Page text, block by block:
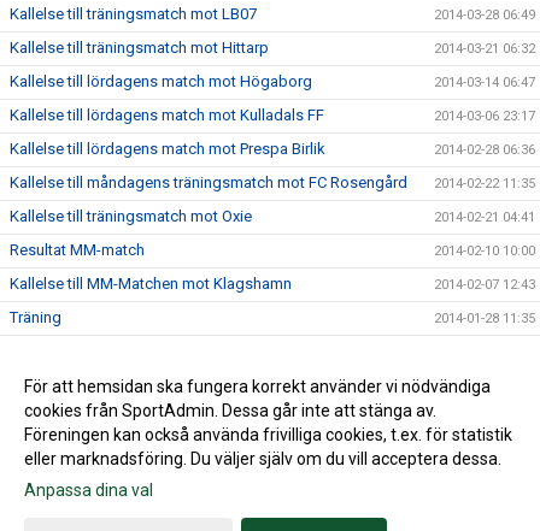
Kallelse till träningsmatch mot LB07 2014-03-28 06:49
Kallelse till träningsmatch mot Hittarp 2014-03-21 06:32
Kallelse till lördagens match mot Högaborg 2014-03-14 06:47
Kallelse till lördagens match mot Kulladals FF 2014-03-06 23:17
Kallelse till lördagens match mot Prespa Birlik 2014-02-28 06:36
Kallelse till måndagens träningsmatch mot FC Rosengård 2014-02-22 11:35
Kallelse till träningsmatch mot Oxie 2014-02-21 04:41
Resultat MM-match 2014-02-10 10:00
Kallelse till MM-Matchen mot Klagshamn 2014-02-07 12:43
Träning 2014-01-28 11:35
Lördagsträningen är inställd 2014-01-17 20:19
2014-01-14 14:02
Gå till Webbversion
För att hemsidan ska fungera korrekt använder vi nödvändiga
cookies från SportAdmin. Dessa går inte att stänga av.
Föreningen kan också använda frivilliga cookies, t.ex. för statistik
eller marknadsföring. Du väljer själv om du vill acceptera dessa.
Anpassa dina val